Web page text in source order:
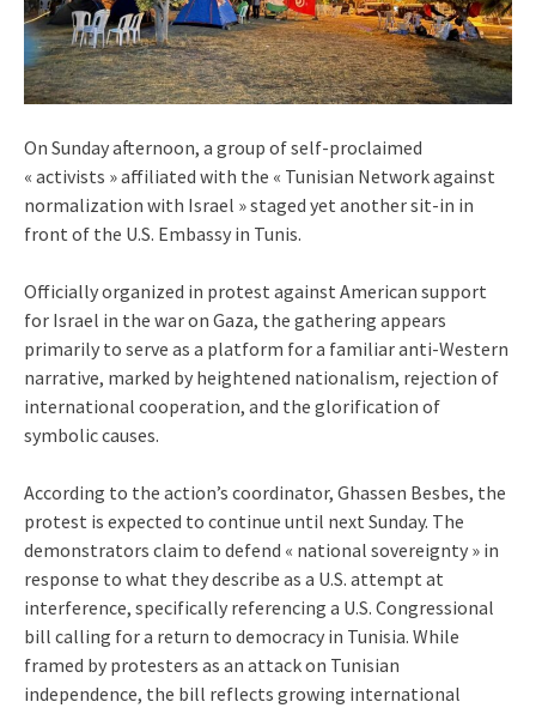
On Sunday afternoon, a group of self-proclaimed
« activists » affiliated with the « Tunisian Network against
normalization with Israel » staged yet another sit-in in
front of the U.S. Embassy in Tunis.
Officially organized in protest against American support
for Israel in the war on Gaza, the gathering appears
primarily to serve as a platform for a familiar anti-Western
narrative, marked by heightened nationalism, rejection of
international cooperation, and the glorification of
symbolic causes.
According to the action’s coordinator, Ghassen Besbes, the
protest is expected to continue until next Sunday. The
demonstrators claim to defend « national sovereignty » in
response to what they describe as a U.S. attempt at
interference, specifically referencing a U.S. Congressional
bill calling for a return to democracy in Tunisia. While
framed by protesters as an attack on Tunisian
independence, the bill reflects growing international